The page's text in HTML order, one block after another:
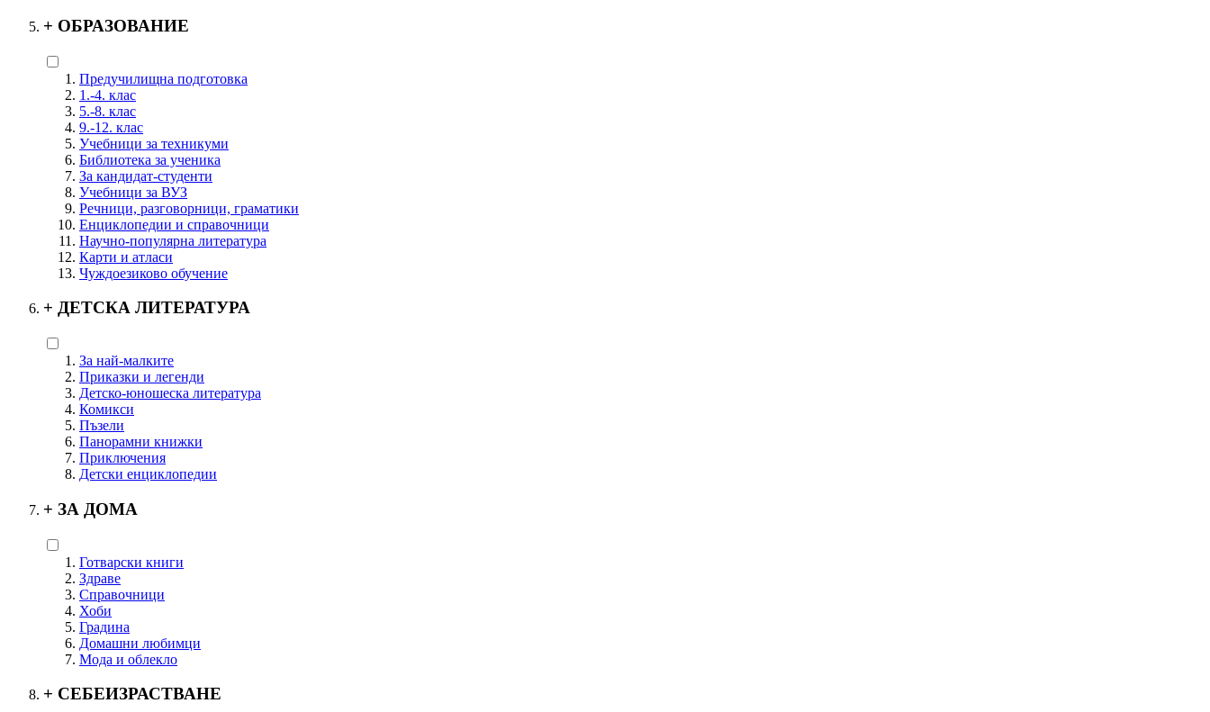
+ ОБРАЗОВАНИЕ
Предучилищна подготовка
1.-4. клас
5.-8. клас
9.-12. клас
Учебници за техникуми
Библиотека за ученика
За кандидат-студенти
Учебници за ВУЗ
Речници, разговорници, граматики
Енциклопедии и справочници
Научно-популярна литература
Карти и атласи
Чуждоезиково обучение
+ ДЕТСКА ЛИТЕРАТУРА
За най-малките
Приказки и легенди
Детско-юношеска литература
Комикси
Пъзели
Панорамни книжки
Приключения
Детски енциклопедии
+ ЗА ДОМА
Готварски книги
Здраве
Справочници
Хоби
Градина
Домашни любимци
Мода и облекло
+ СЕБЕИЗРАСТВАНЕ